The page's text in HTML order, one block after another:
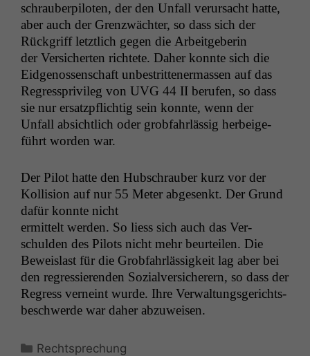
schrauber­pi­loten, der den Unfall verur­sacht hat­te,
aber auch der Gren­zwächter, so dass sich der
Rück­griff let­ztlich gegen die Arbeit­ge­berin
der Ver­sicherten richtete. Daher kon­nte sich die
Eidgenossen­schaft unbe­strit­ten­er­massen auf das
Regresspriv­i­leg von UVG 44 II berufen, so dass
sie nur ersatzpflichtig sein kon­nte, wenn der
Unfall absichtlich oder grob­fahrläs­sig her­beige­
führt wor­den war.
Der Pilot hat­te den Hub­schrauber kurz vor der
Kol­li­sion auf nur 55 Meter abge­senkt. Der Grund
dafür kon­nte nicht
ermit­telt wer­den. So liess sich auch das Ver­
schulden des Pilots nicht mehr beurteilen. Die
Beweis­last für die Grob­fahrläs­sigkeit lag aber bei
den regressieren­den Sozialver­sicher­ern, so dass der
Regress verneint wurde. Ihre Ver­wal­tungs­gerichts­
beschw­erde war daher abzuweisen.
Kategorien
Rechtsprechung